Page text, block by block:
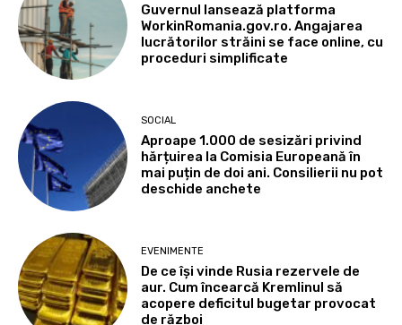
Guvernul lansează platforma
WorkinRomania.gov.ro. Angajarea
lucrătorilor străini se face online, cu
proceduri simplificate
SOCIAL
Aproape 1.000 de sesizări privind
hărțuirea la Comisia Europeană în
mai puțin de doi ani. Consilierii nu pot
deschide anchete
EVENIMENTE
De ce își vinde Rusia rezervele de
aur. Cum încearcă Kremlinul să
acopere deficitul bugetar provocat
de război